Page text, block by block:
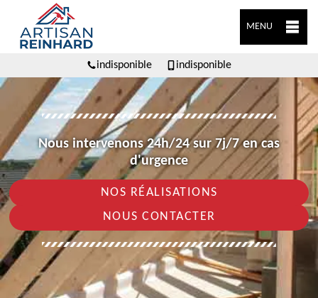
MENU
indisponible indisponible
Nous intervenons 24h/24 sur 7j/7 en cas
d'urgence
NOS RÉALISATIONS
NOUS CONTACTER